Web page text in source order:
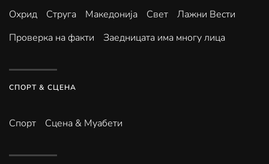
Охрид Струга Македонија Свет
Лажни Вести
Проверка на факти
Заедницата има многу лица
СПОРТ & СЦЕНА
Спорт Сцена & Муабети